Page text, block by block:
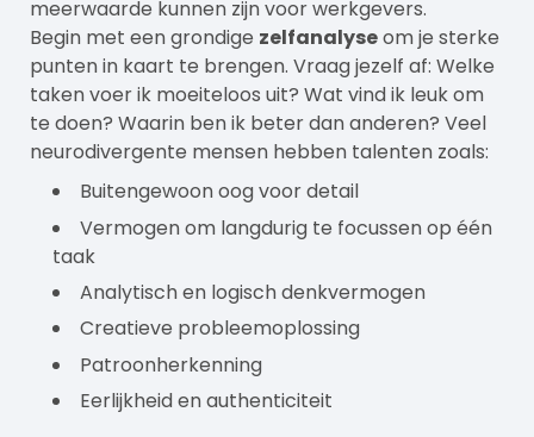
meerwaarde kunnen zijn voor werkgevers.
Begin met een grondige zelfanalyseom je sterke
punten in kaart te brengen. Vraag jezelf af: Welke
taken voer ik moeiteloos uit? Wat vind ik leuk om
te doen? Waarin ben ik beter dan anderen? Veel
neurodivergente mensen hebben talenten zoals:
Buitengewoon oog voor detail
Vermogen om langdurig te focussen op één
taak
Analytisch en logisch denkvermogen
Creatieve probleemoplossing
Patroonherkenning
Eerlijkheid en authenticiteit